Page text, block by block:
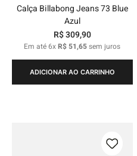
Calça Billabong Jeans 73 Blue
Azul
R$309,90
Em até6xR$ 51,65sem juros
ADICIONAR AO CARRINHO